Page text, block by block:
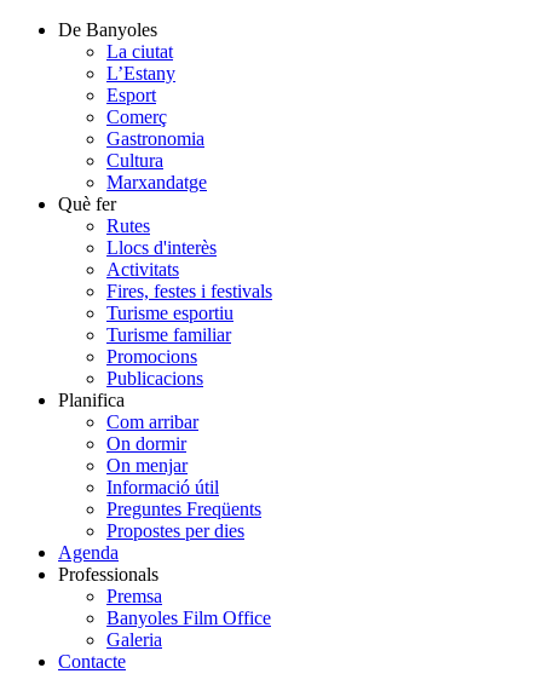
De Banyoles
La ciutat
L’Estany
Esport
Comerç
Gastronomia
Cultura
Marxandatge
Què fer
Rutes
Llocs d'interès
Activitats
Fires, festes i festivals
Turisme esportiu
Turisme familiar
Promocions
Publicacions
Planifica
Com arribar
On dormir
On menjar
Informació útil
Preguntes Freqüents
Propostes per dies
Agenda
Professionals
Premsa
Banyoles Film Office
Galeria
Contacte